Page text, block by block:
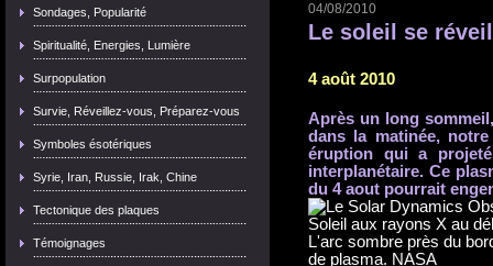
Sondages, Popularité
Spiritualité, Energies, Lumière
Surpopulation
Survie, Réveillez-vous, Préparez-vous
Symboles ésotériques
Syrie, Iran, Russie, Irak, Chine
Tectonique des plaques
Témoignages
04/08/2010
Le soleil se
4 août 2010
Après un long
dans la matinée,
éruption qui a
interplanétaire. Ce
du 4 aout pourrait